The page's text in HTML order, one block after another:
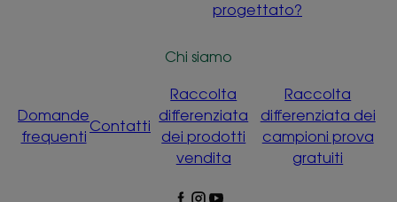
progettato?
Chi siamo
Domande
frequenti
Contatti
Raccolta
differenziata
dei prodotti
vendita
Raccolta
differenziata dei
campioni prova
gratuiti